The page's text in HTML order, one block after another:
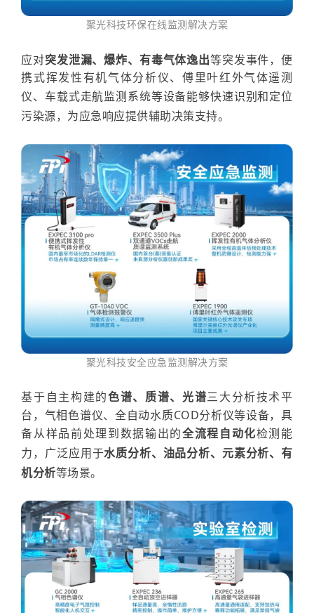
聚光科技环保在线监测解决方案
应对突发泄漏、爆炸、 有毒气体逸出等突发事件，便
携式挥发性有机气体分析仪、傅里叶红外气体遥测
仪、车载式走航监测系统等设备能够快速识别和定位
污染源，为应急响应提供辅助决策支持。
聚光科技安全应急监测解决方案
基于自主构建的色谱、质谱、光谱三大分析技术平
台， 气相色谱仪、全自动水质COD分析仪等设备，具
备从样品前处理到数据输出的全流程自动化检测能
力，广泛应用于水质分析、 油品分析、元素分析、有
机分析等场景。